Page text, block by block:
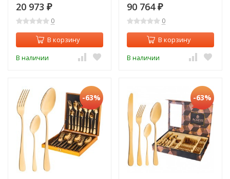
20 973 ₽
0
В корзину
В наличии
пр. Eme (638-028)
90 764 ₽
0
В корзину
В наличии
-63% -63%